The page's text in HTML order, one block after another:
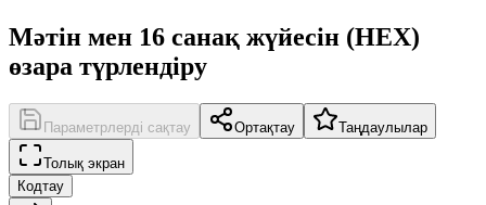
Мәтін мен 16 санақ жүйесін (HEX)
өзара түрлендіру
Параметрлерді сақтау Ортақтау Таңдаулылар
Толық экран
Кодтау